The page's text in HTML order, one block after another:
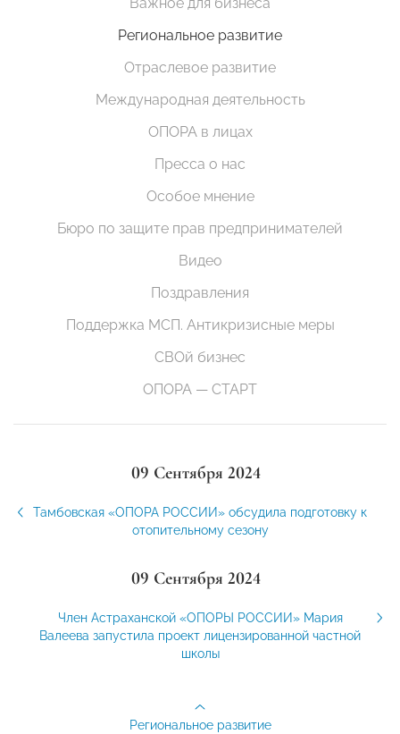
Региональное развитие
Отраслевое развитие
Международная деятельность
ОПОРА в лицах
Пресса о нас
Особое мнение
Бюро по защите прав предпринимателей
Видео
Поздравления
Поддержка МСП. Антикризисные меры
СВОй бизнес
ОПОРА — СТАРТ
09 Сентября 2024
Тамбовская «ОПОРА РОССИИ» обсудила подготовку к
отопительному сезону
09 Сентября 2024
Член Астраханской «ОПОРЫ РОССИИ» Мария
Валеева запустила проект лицензированной частной
школы
Региональное развитие